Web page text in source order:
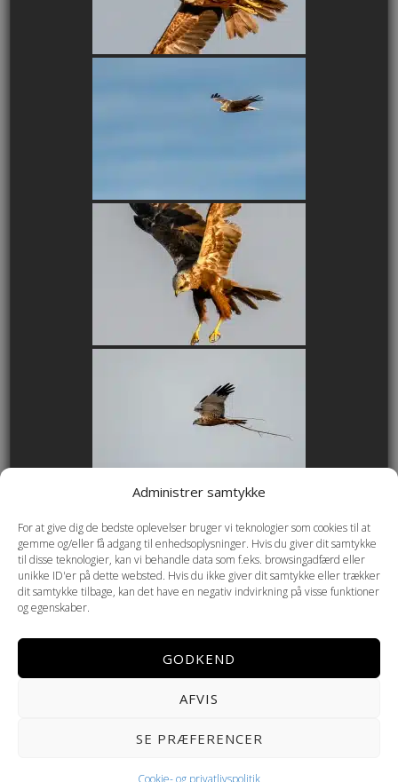
Administrer samtykke
For at give dig de bedste oplevelser bruger vi teknologier som cookies til at
gemme og/eller få adgang til enhedsoplysninger. Hvis du giver dit samtykke
til disse teknologier, kan vi behandle data som f.eks. browsingadfærd eller
unikke ID'er på dette websted. Hvis du ikke giver dit samtykke eller trækker
dit samtykke tilbage, kan det have en negativ indvirkning på visse funktioner
og egenskaber.
GODKEND
AFVIS
SE PRÆFERENCER
Cookie- og privatlivspolitik
Copyright © 2026 Helmenkamp PHOTOGRAPHY ·